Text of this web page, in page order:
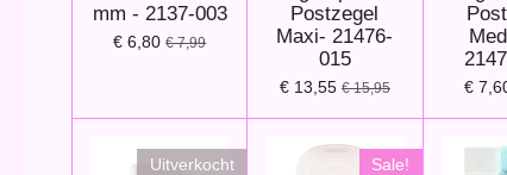
mm - 2137-003
€ 6,80 € 7,99
Postzegel
Maxi- 21476-
015
€ 13,55 € 15,95 €
Uitverkocht Sale!